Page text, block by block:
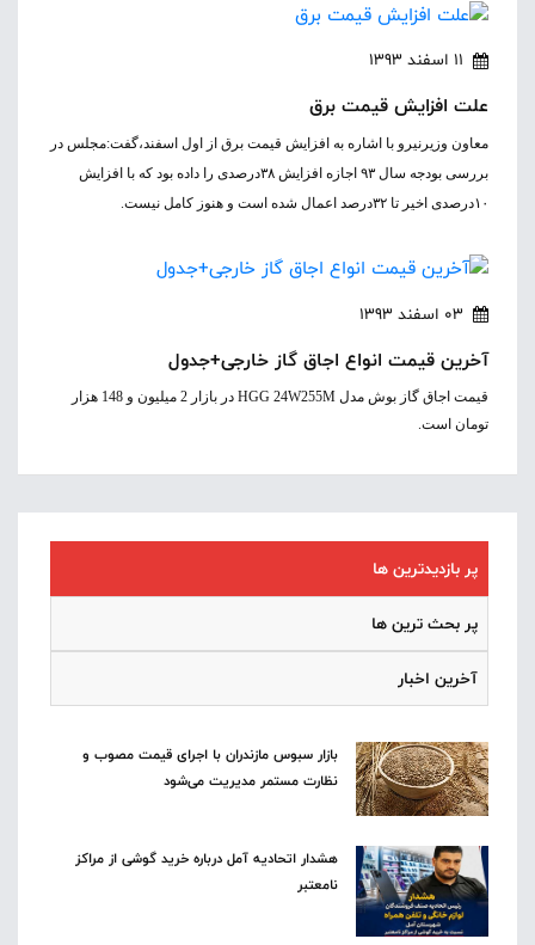
11 اسفند 1393
علت افزایش قیمت برق
معاون وزیرنیرو با اشاره به افزایش قیمت برق از اول اسفند،گفت:مجلس در
بررسی بودجه سال ۹۳ اجازه افزایش ۳۸درصدی را داده بود که با افزایش
۱۰درصدی اخیر تا ۳۲درصد اعمال شده است و هنوز کامل نیست.
03 اسفند 1393
آخرین قیمت انواع اجاق گاز خارجی+جدول
قیمت اجاق گاز بوش مدل HGG 24W255M در بازار 2 میلیون و 148 هزار
تومان است.
پر بازدیدترین ها
پر بحث ترین ها
آخرین اخبار
بازار سبوس مازندران با اجرای قیمت مصوب و
نظارت مستمر مدیریت می‌شود
هشدار اتحادیه آمل درباره خرید گوشی از مراکز
نامعتبر